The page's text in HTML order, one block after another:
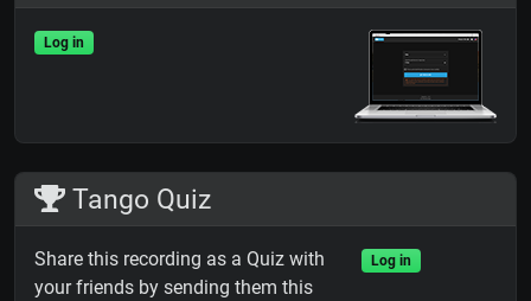
Log in
Tango Quiz
Share this recording as a Quiz with
your friends by sending them this
Log in